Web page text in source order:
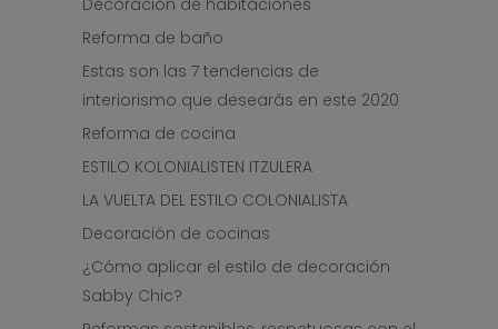
Decoración de habitaciones
Reforma de baño
Estas son las 7 tendencias de
interiorismo que desearás en este 2020
Reforma de cocina
ESTILO KOLONIALISTEN ITZULERA
LA VUELTA DEL ESTILO COLONIALISTA
Decoración de cocinas
¿Cómo aplicar el estilo de decoración
Sabby Chic?